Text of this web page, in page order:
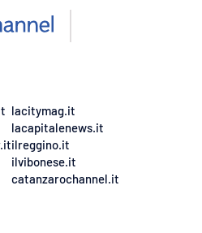
lacitymag.it
lacapitalenews.it
ilreggino.it
ilvibonese.it
catanzarochannel.it